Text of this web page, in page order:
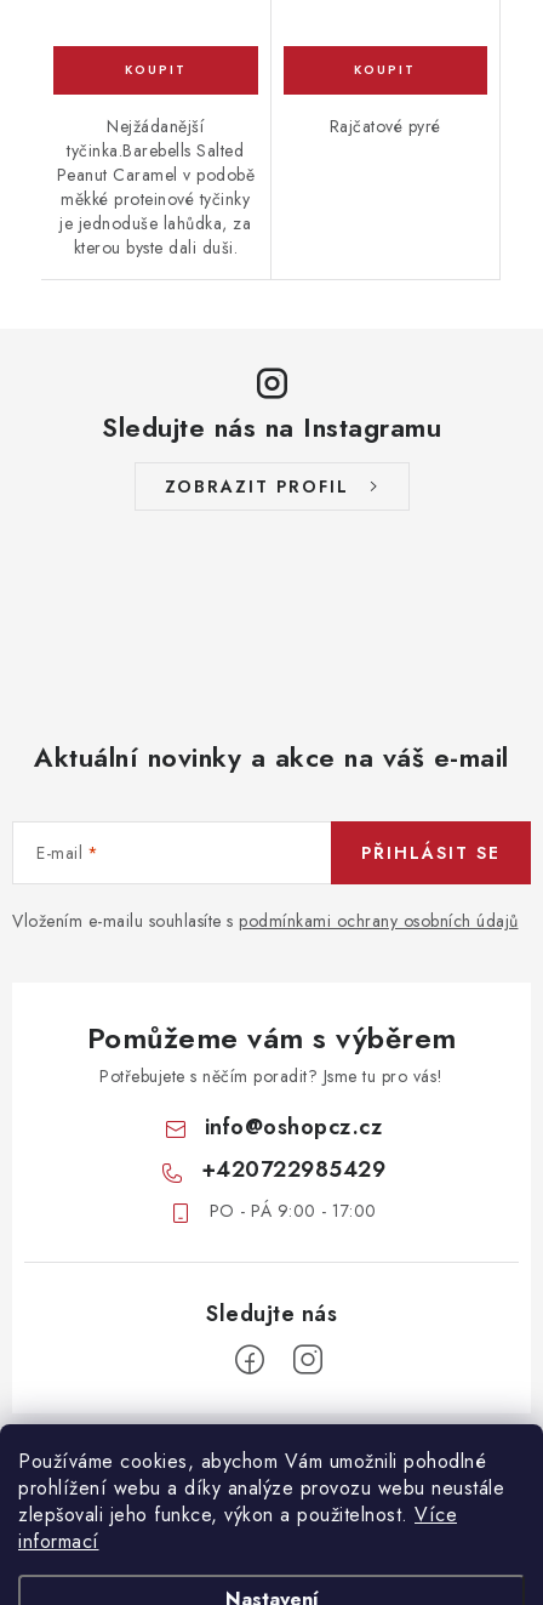
Používáme cookies, abychom Vám umožnili pohodlné
prohlížení webu a díky analýze provozu webu neustále
zlepšovali jeho funkce, výkon a použitelnost. Více
informací
Nejžádanější
tyčinka.Barebells Salted
Peanut Caramel v podobě
měkké proteinové tyčinky
je jednoduše lahůdka, za
kterou byste dali duši.
Rajčatové pyré
Sledujte nás na Instagramu
ZOBRAZIT PROFIL
Aktuální novinky a akce na váš e-mail
E-mail
Vložením e-mailu souhlasíte s podmínkami ochrany osobních údajů
PŘIHLÁSIT SE
Pomůžeme vám s výběrem
Potřebujete s něčím poradit? Jsme tu pro vás!
info@oshopcz.cz
+420722985429
PO - PÁ 9:00 - 17:00
Z
ZÁKAZNICKÝ SERVIS
DOPRAVA A PLATBA
VRÁCENÍ ZBOŽÍ
DŮLEŽITÉ DOKUMENTY